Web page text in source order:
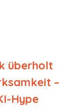
überholt
–
Hype